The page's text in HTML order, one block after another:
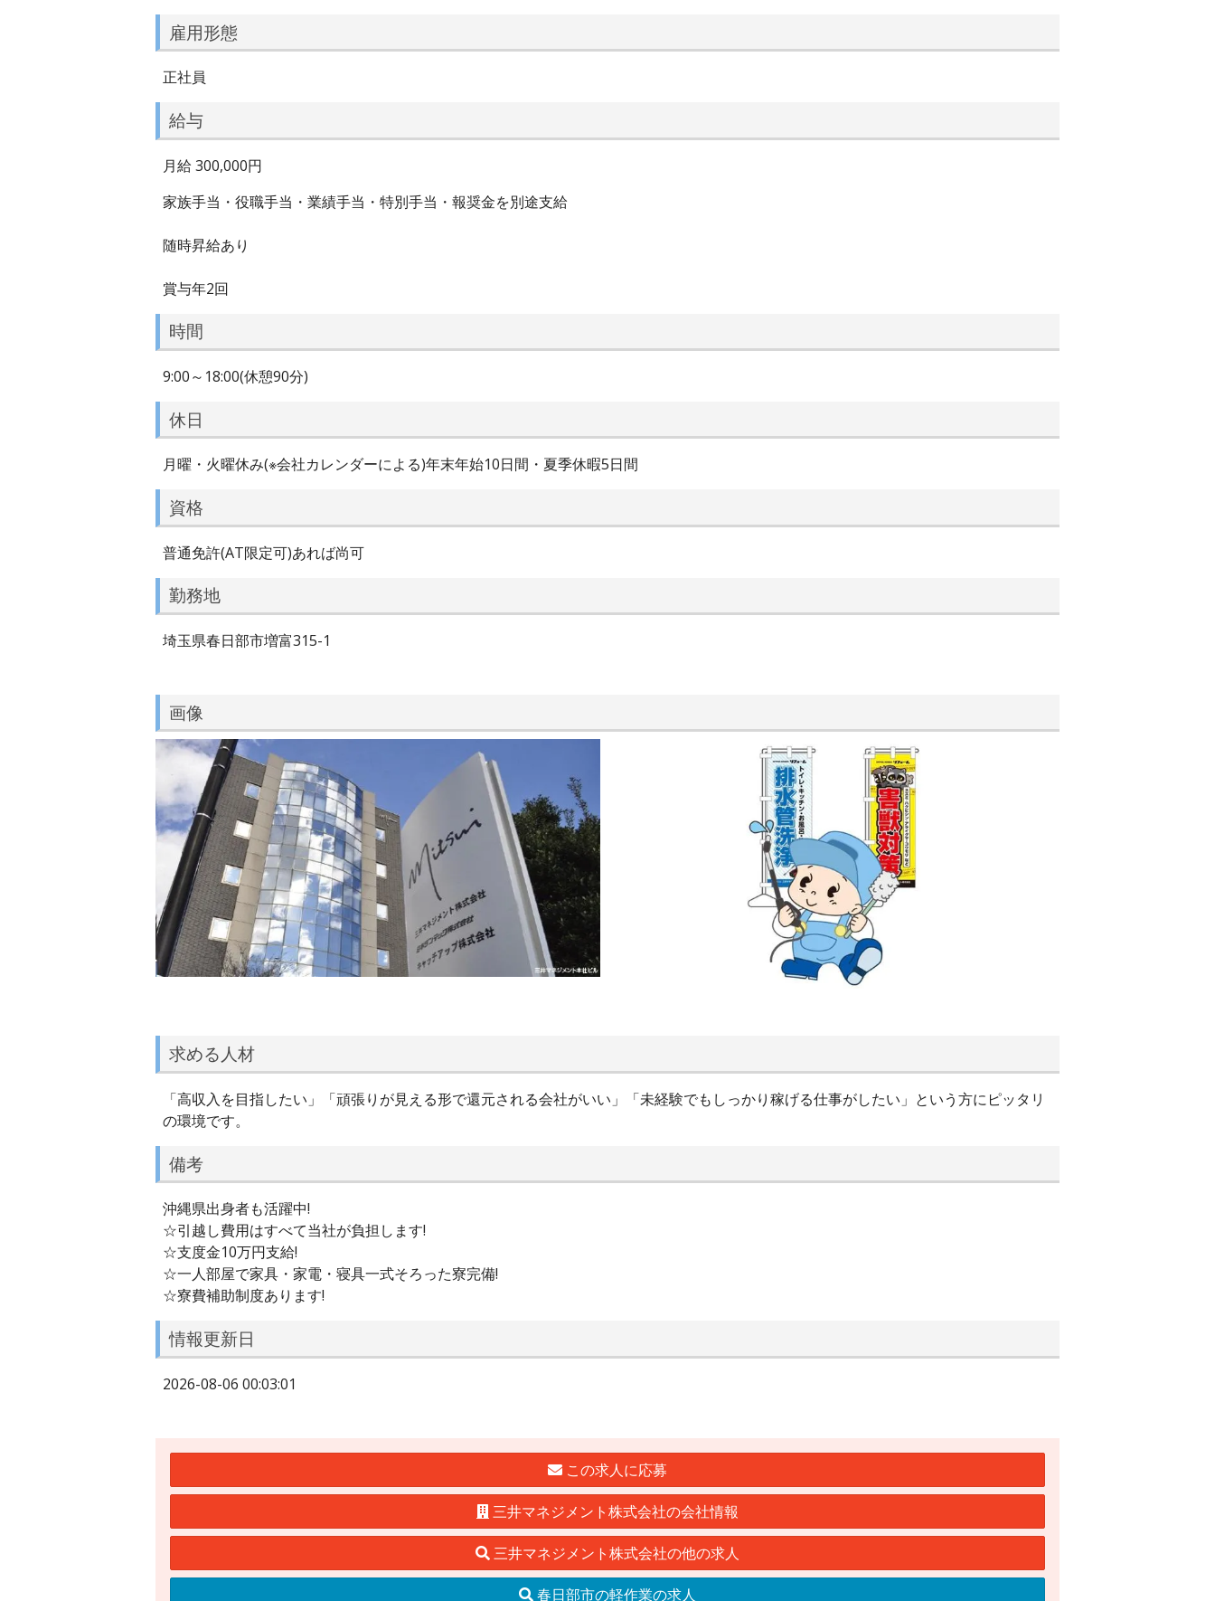
雇用形態
正社員
給与
月給 300,000円
家族手当・役職手当・業績手当・特別手当・報奨金を別途支給
随時昇給あり
賞与年2回
時間
9:00～18:00(休憩90分)
休日
月曜・火曜休み(※会社カレンダーによる)年末年始10日間・夏季休暇5日間
資格
普通免許(AT限定可)あれば尚可
勤務地
埼玉県春日部市増富315-1
画像
求める人材
「高収入を目指したい」「頑張りが見える形で還元される会社がいい」「未経験でもしっかり稼げる仕事がしたい」という方にピッタリ
の環境です。
備考
沖縄県出身者も活躍中!
☆引越し費用はすべて当社が負担します!
☆支度金10万円支給!
☆一人部屋で家具・家電・寝具一式そろった寮完備!
☆寮費補助制度あります!
情報更新日
2026-08-06 00:03:01
この求人に応募
三井マネジメント株式会社の会社情報
三井マネジメント株式会社の他の求人
春日部市の軽作業の求人